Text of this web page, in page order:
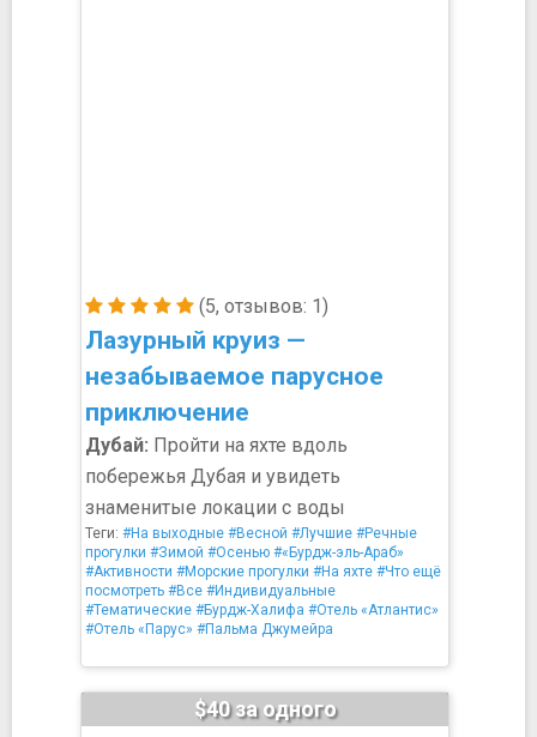
(5, отзывов: 1)
Лазурный круиз —
незабываемое парусное
приключение
Дубай: Пройти на яхте вдоль
побережья Дубая и увидеть
знаменитые локации с воды
Теги: #На выходные #Весной #Лучшие #Речные
прогулки #Зимой #Осенью #«Бурдж-эль-Араб»
#Активности #Морские прогулки #На яхте #Что ещё
посмотреть #Все #Индивидуальные
#Тематические #Бурдж-Халифа #Отель «Атлантис»
#Отель «Парус» #Пальма Джумейра
$40 за одного